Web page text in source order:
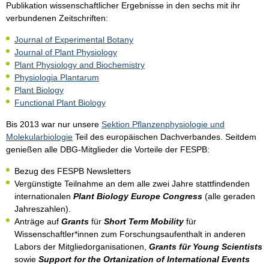
Publikation wissenschaftlicher Ergebnisse in den sechs mit ihr
verbundenen Zeitschriften:
Journal of Experimental Botany
Journal of Plant Physiology
Plant Physiology and Biochemistry
Physiologia Plantarum
Plant Biology
Functional Plant Biology
Bis 2013 war nur unsere Sektion Pflanzenphysiologie und
Molekularbiologie Teil des europäischen Dachverbandes. Seitdem
genießen alle DBG-Mitglieder die Vorteile der FESPB:
Bezug des FESPB Newsletters
Vergünstigte Teilnahme an dem alle zwei Jahre stattfindenden
internationalen Plant Biology Europe Congress (alle geraden
Jahreszahlen).
Anträge auf Grants für Short Term Mobility für
Wissenschaftler*innen zum Forschungsaufenthalt in anderen
Labors der Mitgliedorganisationen, Grants für Young Scientists
sowie Support for the Ortanization of International Events